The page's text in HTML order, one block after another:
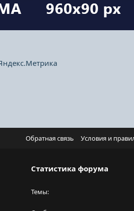
Обратная связь Условия и
Статистика форума
Темы